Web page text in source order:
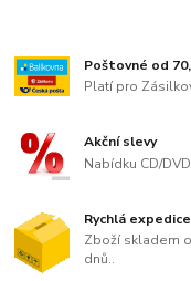
Poštovné od
Platí pro
Akční slevy
Nabídku CD/
Rychlá expedice
Zboží skladem
dnů..